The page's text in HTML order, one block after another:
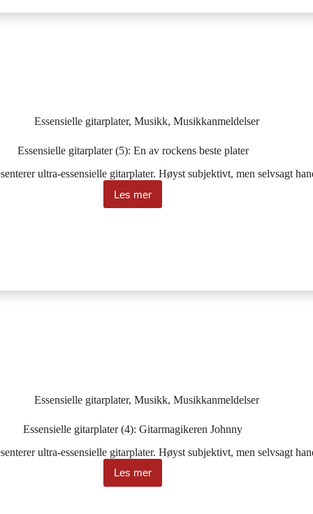
Essensielle gitarplater,Musikk,Musikkanmeldelser
Essensielle gitarplater (5): En av rockens beste plater
ultra-essensielle gitarplater. Høyst subjektivt, men selvsagt
Les merEssensielle
gitarplater
Essensielle gitarplater,Musikk,Musikkanmeldelser
Essensielle gitarplater (4): Gitarmagikeren Johnny
ultra-essensielle gitarplater. Høyst subjektivt, men selvsagt
Les merEssensielle
gitarplater